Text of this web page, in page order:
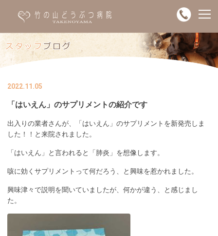
2022.11.05
「はいえん」のサプリメントの紹介です
出入りの業者さんが、「はいえん」のサプリメントを新発売しま
した！！と来院されました。
「はいえん」と言われると「肺炎」を想像します。
咳に効くサプリメントって何だろう、と興味を惹かれました。
興味津々で説明を聞いていましたが、何かが違う、と感じまし
た。